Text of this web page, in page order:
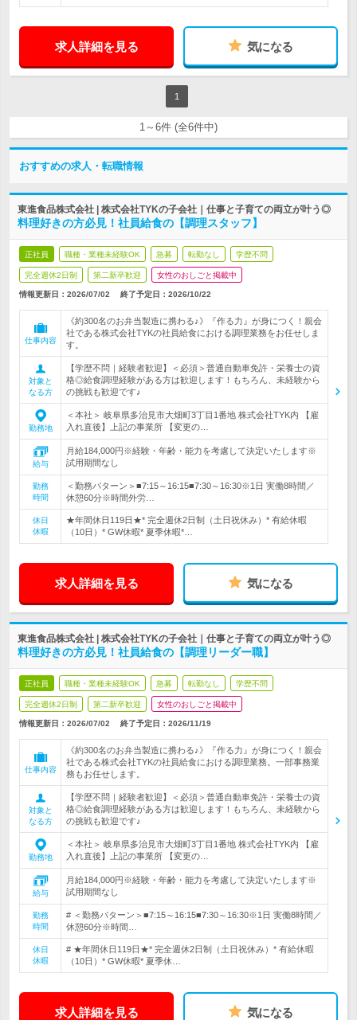
求人詳細を見る 気になる
1
1～6件 (全6件中)
おすすめの求人・転職情報
東進食品株式会社 | 株式会社TYKの子会社｜仕事と子育ての両立が叶う◎
料理好きの方必見！社員給食の【調理スタッフ】
正社員 職種・業種未経験OK 急募 転勤なし 学歴不問
完全週休2日制 第二新卒歓迎 女性のおしごと掲載中
情報更新日：2026/07/02 終了予定日： 2026/10/22
仕事内容
《約300名のお弁当製造に携わる♪》『作る力』が身につく！親会
社である株式会社TYKの社員給食における調理業務をお任せしま
す。
対象と
なる方
【学歴不問｜経験者歓迎】＜必須＞普通自動車免許・栄養士の資
格◎給食調理経験がある方は歓迎します！もちろん、未経験から
の挑戦も歓迎です♪
勤務地
＜本社＞ 岐阜県多治見市大畑町3丁目1番地 株式会社TYK内 【雇
入れ直後】上記の事業所 【変更の…
給与
月給184,000円※経験・年齢・能力を考慮して決定いたします※
試用期間なし
勤務
時間
＜勤務パターン＞■7:15～16:15■7:30～16:30※1日 実働8時間／
休憩60分※時間外労…
休日
休暇
★年間休日119日★* 完全週休2日制（土日祝休み）* 有給休暇
（10日）* GW休暇* 夏季休暇*…
求人詳細を見る 気になる
東進食品株式会社 | 株式会社TYKの子会社｜仕事と子育ての両立が叶う◎
料理好きの方必見！社員給食の【調理リーダー職】
正社員 職種・業種未経験OK 急募 転勤なし 学歴不問
完全週休2日制 第二新卒歓迎 女性のおしごと掲載中
情報更新日：2026/07/02 終了予定日： 2026/11/19
仕事内容
《約300名のお弁当製造に携わる♪》『作る力』が身につく！親会
社である株式会社TYKの社員給食における調理業務。一部事務業
務もお任せします。
対象と
なる方
【学歴不問｜経験者歓迎】＜必須＞普通自動車免許・栄養士の資
格◎給食調理経験がある方は歓迎します！もちろん、未経験から
の挑戦も歓迎です♪
勤務地
＜本社＞ 岐阜県多治見市大畑町3丁目1番地 株式会社TYK内 【雇
入れ直後】上記の事業所 【変更の…
給与
月給184,000円※経験・年齢・能力を考慮して決定いたします※
試用期間なし
勤務
時間
# ＜勤務パターン＞■7:15～16:15■7:30～16:30※1日 実働8時間／
休憩60分※時間…
休日
休暇
# ★年間休日119日★* 完全週休2日制（土日祝休み）* 有給休暇
（10日）* GW休暇* 夏季休…
求人詳細を見る 気になる